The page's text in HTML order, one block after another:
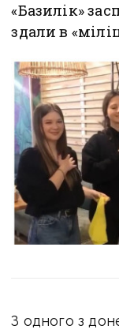
«Базилік»
здали в
З одного з